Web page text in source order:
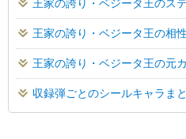
王家の誇り・ベジータ王のス
王家の誇り・ベジータ王の相
王家の誇り・ベジータ王の元
収録弾ごとのシールキャラま